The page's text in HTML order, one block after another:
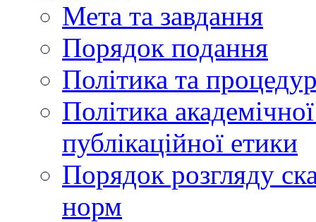
Мета та завдання
Порядок подання
Політика та
Політика
публікаційної етики
Порядок розгляду
норм